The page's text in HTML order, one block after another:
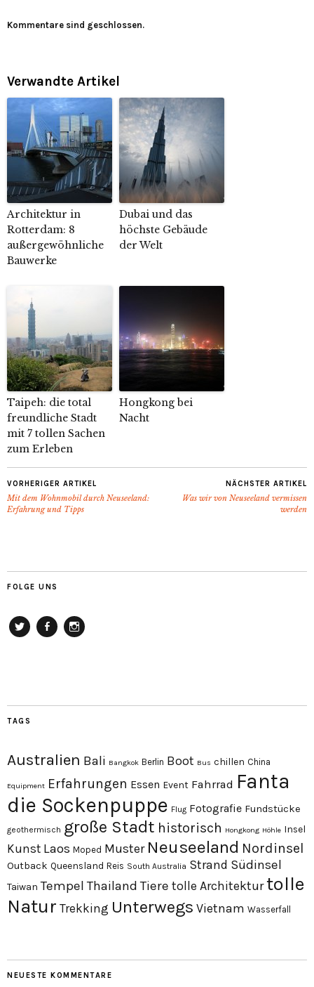
Kommentare sind geschlossen.
Verwandte Artikel
Architektur in
Rotterdam: 8
außergewöhnliche
Bauwerke
Dubai und das
höchste Gebäude
der Welt
Taipeh: die total
freundliche Stadt
mit 7 tollen Sachen
zum Erleben
Hongkong bei
Nacht
VORHERIGER ARTIKEL
Mit dem Wohnmobil durch Neuseeland:
Erfahrung und Tipps
NÄCHSTER ARTIKEL
Was wir von Neuseeland vermissen
werden
FOLGE UNS
TAGS
Australien Bali Bangkok Berlin Boot Bus chillen China
Equipment Erfahrungen Essen Event Fahrrad Fanta
die Sockenpuppe Flug Fotografie Fundstücke
geothermisch große Stadt historisch Hongkong Höhle Insel
Kunst Laos Moped Muster Neuseeland Nordinsel
Outback Queensland Reis South Australia Strand Südinsel
Taiwan Tempel Thailand Tiere tolle Architektur tolle
Natur Trekking Unterwegs Vietnam Wasserfall
NEUESTE KOMMENTARE